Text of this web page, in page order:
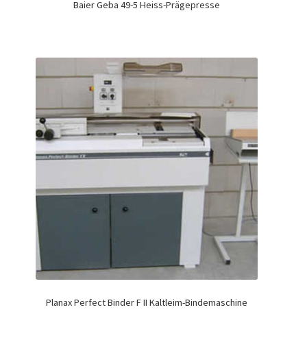
Baier Geba 49-5 Heiss-Prägepresse
Planax Perfect Binder F II Kaltleim-Bindemaschine